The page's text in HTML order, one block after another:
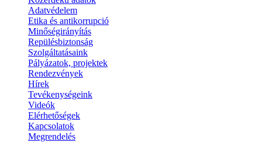
Adatvédelem
Etika és antikorrupció
Minőségirányítás
Repülésbiztonság
Szolgáltatásaink
Pályázatok, projektek
Rendezvények
Hírek
Tevékenységeink
Videók
Elérhetőségek
Kapcsolatok
Megrendelés